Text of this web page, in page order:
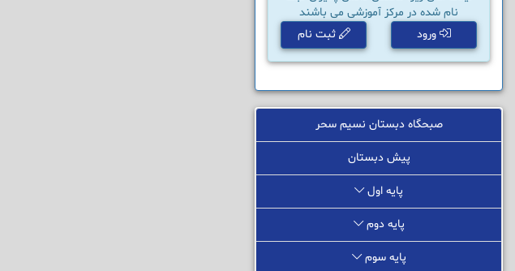
نام شده در مرکز آموزشی می باشند
ورود
ثبت نام
صبحگاه دبستان نسیم سحر
پیش دبستان
پایه اول
پایه دوم
پایه سوم